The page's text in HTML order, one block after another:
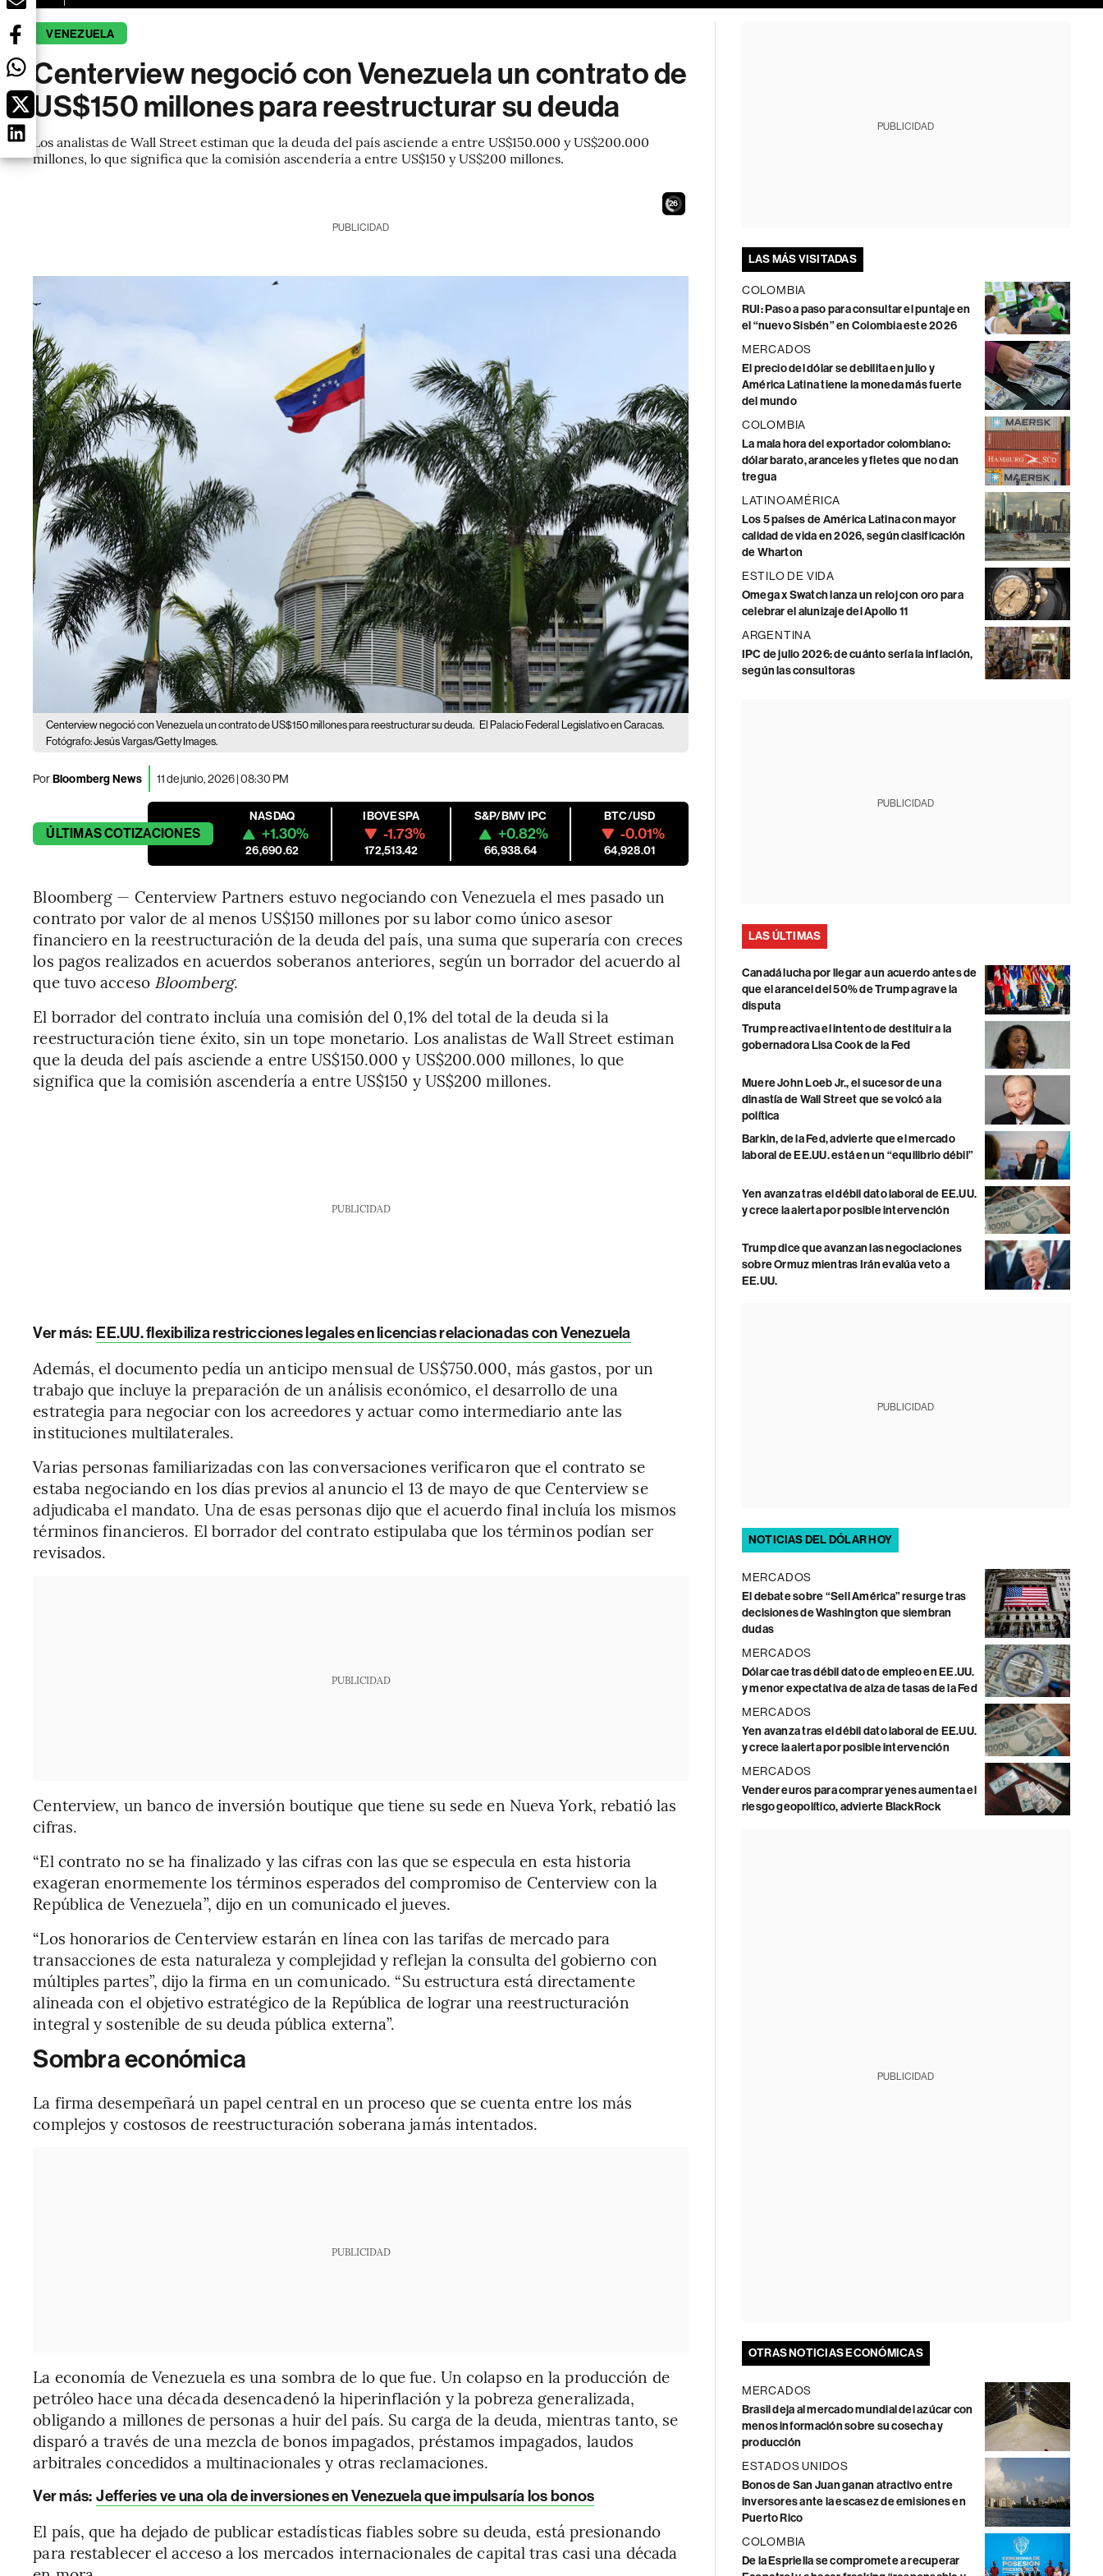
VENEZUELA
Centerview negoció con Venezuela un contrato de
US$150 millones para reestructurar su deuda
Los analistas de Wall Street estiman que la deuda del país asciende a entre US$150.000 y US$200.000
millones, lo que significa que la comisión ascendería a entre US$150 y US$200 millones.
24
PUBLICIDAD
Centerview negoció con Venezuela un contrato de US$150 millones para reestructurar su deuda. El Palacio Federal Legislativo en Caracas.
Fotógrafo: Jesús Vargas/Getty Images.
PorBloomberg News 11 de junio, 2026 | 08:30 PM
ÚLTIMASCOTIZACIONES
NASDAQ
+1.30%
26,690.62
IBOVESPA
-1.73%
172,513.42
S&P/BMV IPC
+0.82%
66,938.64
BTC/USD
-0.01%
64,928.01
Bloomberg — Centerview Partners estuvo negociando con Venezuela el mes pasado un
contrato por valor de al menos US$150 millones por su labor como único asesor
financiero en la reestructuración de la deuda del país, una suma que superaría con creces
los pagos realizados en acuerdos soberanos anteriores, según un borrador del acuerdo al
que tuvo acceso Bloomberg.
El borrador del contrato incluía una comisión del 0,1% del total de la deuda si la
reestructuración tiene éxito, sin un tope monetario. Los analistas de Wall Street estiman
que la deuda del país asciende a entre US$150.000 y US$200.000 millones, lo que
significa que la comisión ascendería a entre US$150 y US$200 millones.
PUBLICIDAD
Ver más: EE.UU. flexibiliza restricciones legales en licencias relacionadas con Venezuela
Además, el documento pedía un anticipo mensual de US$750.000, más gastos, por un
trabajo que incluye la preparación de un análisis económico, el desarrollo de una
estrategia para negociar con los acreedores y actuar como intermediario ante las
instituciones multilaterales.
Varias personas familiarizadas con las conversaciones verificaron que el contrato se
estaba negociando en los días previos al anuncio el 13 de mayo de que Centerview se
adjudicaba el mandato. Una de esas personas dijo que el acuerdo final incluía los mismos
términos financieros. El borrador del contrato estipulaba que los términos podían ser
revisados.
PUBLICIDAD
Centerview, un banco de inversión boutique que tiene su sede en Nueva York, rebatió las
cifras.
“El contrato no se ha finalizado y las cifras con las que se especula en esta historia
exageran enormemente los términos esperados del compromiso de Centerview con la
República de Venezuela”, dijo en un comunicado el jueves.
“Los honorarios de Centerview estarán en línea con las tarifas de mercado para
transacciones de esta naturaleza y complejidad y reflejan la consulta del gobierno con
múltiples partes”, dijo la firma en un comunicado. “Su estructura está directamente
alineada con el objetivo estratégico de la República de lograr una reestructuración
integral y sostenible de su deuda pública externa”.
Sombra económica
La firma desempeñará un papel central en un proceso que se cuenta entre los más
complejos y costosos de reestructuración soberana jamás intentados.
PUBLICIDAD
La economía de Venezuela es una sombra de lo que fue. Un colapso en la producción de
petróleo hace una década desencadenó la hiperinflación y la pobreza generalizada,
obligando a millones de personas a huir del país. Su carga de la deuda, mientras tanto, se
disparó a través de una mezcla de bonos impagados, préstamos impagados, laudos
arbitrales concedidos a multinacionales y otras reclamaciones.
Ver más: Jefferies ve una ola de inversiones en Venezuela que impulsaría los bonos
El país, que ha dejado de publicar estadísticas fiables sobre su deuda, está presionando
para restablecer el acceso a los mercados internacionales de capital tras casi una década
PUBLICIDAD
LAS MÁS VISITADAS
COLOMBIA
RUI: Paso a paso para consultar el puntaje en
el “nuevo Sisbén” en Colombia este 2026
MERCADOS
El precio del dólar se debilita en julio y
América Latina tiene la moneda más fuerte
del mundo
COLOMBIA
La mala hora del exportador colombiano:
dólar barato, aranceles y fletes que no dan
tregua
LATINOAMÉRICA
Los 5 países de América Latina con mayor
calidad de vida en 2026, según clasificación
de Wharton
ESTILO DE VIDA
Omega x Swatch lanza un reloj con oro para
celebrar el alunizaje del Apollo 11
ARGENTINA
IPC de julio 2026: de cuánto sería la inflación,
según las consultoras
PUBLICIDAD
LAS ÚLTIMAS
Canadá lucha por llegar a un acuerdo antes de
que el arancel del 50% de Trump agrave la
disputa
Trump reactiva el intento de destituir a la
gobernadora Lisa Cook de la Fed
Muere John Loeb Jr., el sucesor de una
dinastía de Wall Street que se volcó a la
política
Barkin, de la Fed, advierte que el mercado
laboral de EE.UU. está en un “equilibrio débil”
Yen avanza tras el débil dato laboral de EE.UU.
y crece la alerta por posible intervención
Trump dice que avanzan las negociaciones
sobre Ormuz mientras Irán evalúa veto a
EE.UU.
PUBLICIDAD
NOTICIAS DEL DÓLAR HOY
MERCADOS
El debate sobre “Sell América” resurge tras
decisiones de Washington que siembran
dudas
MERCADOS
Dólar cae tras débil dato de empleo en EE.UU.
y menor expectativa de alza de tasas de la Fed
MERCADOS
Yen avanza tras el débil dato laboral de EE.UU.
y crece la alerta por posible intervención
MERCADOS
Vender euros para comprar yenes aumenta el
riesgo geopolítico, advierte BlackRock
PUBLICIDAD
OTRAS NOTICIAS ECONÓMICAS
MERCADOS
Brasil deja al mercado mundial del azúcar con
menos información sobre su cosecha y
producción
ESTADOS UNIDOS
Bonos de San Juan ganan atractivo entre
inversores ante la escasez de emisiones en
Puerto Rico
COLOMBIA
De la Espriella se compromete a recuperar